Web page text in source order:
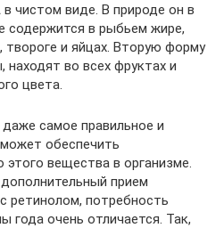
чистом виде. В природе он в
содержится в рыбьем жире,
твороге и яйцах. Вторую форму
во всех фруктах и
цвета.
самое правильное и
обеспечить
вещества в организме.
прием
ретинолом, потребность
года очень отличается. Так,